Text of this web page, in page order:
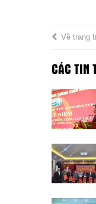
Về trang
CÁC TIN